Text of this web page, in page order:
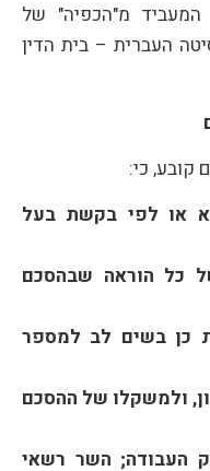
מ"הכפיה" של
87 האוניברסיטה העברית – בית הדין
קובע, כי:
או לפי בקשת בעל
כל הוראה שבהסכם
כן בשים לב למספר
ולמשקלו של ההסכם
העבודה; השר רשאי